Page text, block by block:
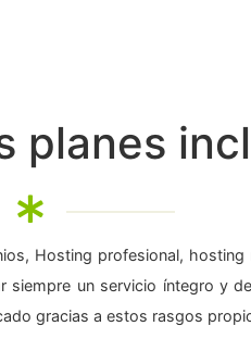
planes
Hosting profesional, hosting
un servicio íntegro y
gracias a estos rasgos